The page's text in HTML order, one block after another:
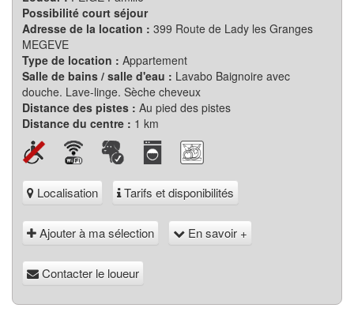
Possibilité court séjour
Adresse de la location : 399 Route de Lady les Granges
MEGEVE
Type de location : Appartement
Salle de bains / salle d'eau : Lavabo Baignoire avec
douche. Lave-linge. Sèche cheveux
Distance des pistes : Au pied des pistes
Distance du centre : 1 km
Localisation Tarifs et disponibilités
Ajouter à ma sélection En savoir +
Contacter le loueur